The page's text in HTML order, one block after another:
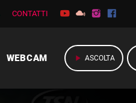
CONTATTI
WEBCAM play_arrow ASCOLTA